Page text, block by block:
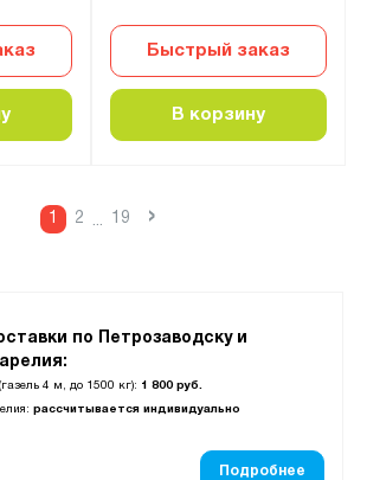
по Петрозаводску и
4 м, до 1500 кг): 1 800 руб.
рассчитывается индивидуально
Подробнее
Быстрый заказ
В корзину
1 2 ... 19 ›